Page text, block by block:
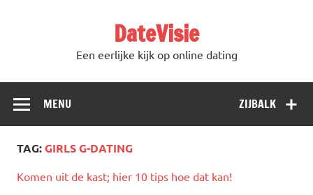
DateVisie
Een eerlijke kijk op online dating
ZIJBALK
MENU
TAG:GIRLS G-DATING
Komen uit de kast; hier 10 tips hoe dat kan!